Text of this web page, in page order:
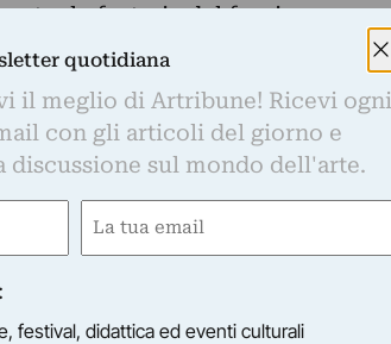
tra le fantasie del fuori e
la ricorrenza dei segni e
marginali, dove il
si stringe e si reinventa,
posa si ritrovano le ossessioni
e riscritta dal
del turismo.
quotidiana
il meglio di Artribune! Ricevi ogni
con gli articoli del giorno e
discussione sul mondo dell'arte.
Email
festival, didattica ed eventi culturali